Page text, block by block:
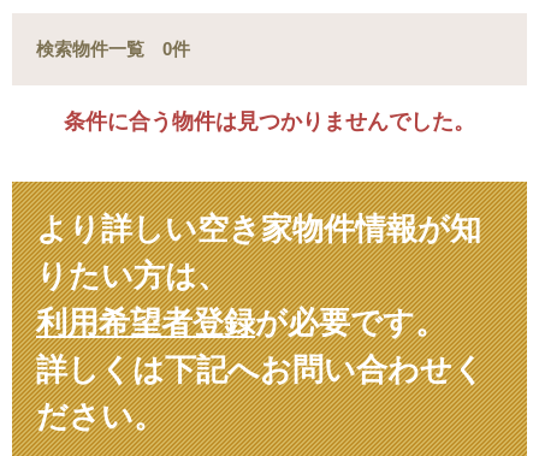
検索物件一覧 0件
条件に合う物件は見つかりませんでした。
より詳しい空き家物件情報が知
りたい方は、
利用希望者登録が必要です。
詳しくは下記へお問い合わせく
ださい。